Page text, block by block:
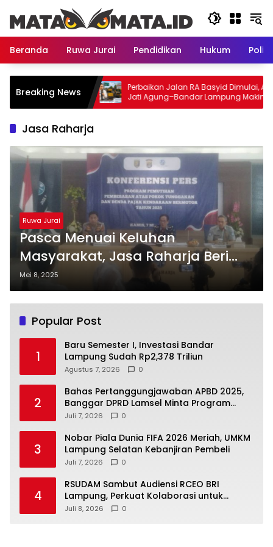
konten
Beranda
Ruwa Jurai Pendidikan Hukum
Breaking News
Bandar
Triliun
Perbaikan Jalan RA Basyid Dimulai, Akses
Jati Agung–Bandar Lampung Makin
Lancar
Jasa Raharja
Ruwa Jurai
Pasca Menuai Keluhan
Masyarakat, Jasa Raharja Beri
Keringanan Pembayaran
SWDKLLJ
Mei 8, 2025
Popular Post
1
Baru Semester I, Investasi Bandar
Lampung Sudah Rp2,378 Triliun
Agustus 7, 2026 0
2
Bahas Pertanggungjawaban APBD 2025,
Banggar DPRD Lamsel Minta Program
UMKM Lebih Tepat Sasaran
Juli 7, 2026 0
3
Nobar Piala Dunia FIFA 2026 Meriah, UMKM
Lampung Selatan Kebanjiran Pembeli
Juli 7, 2026 0
4
RSUDAM Sambut Audiensi RCEO BRI
Lampung, Perkuat Kolaborasi untuk
Pengembangan Layanan dan SDM
Juli 8, 2026 0